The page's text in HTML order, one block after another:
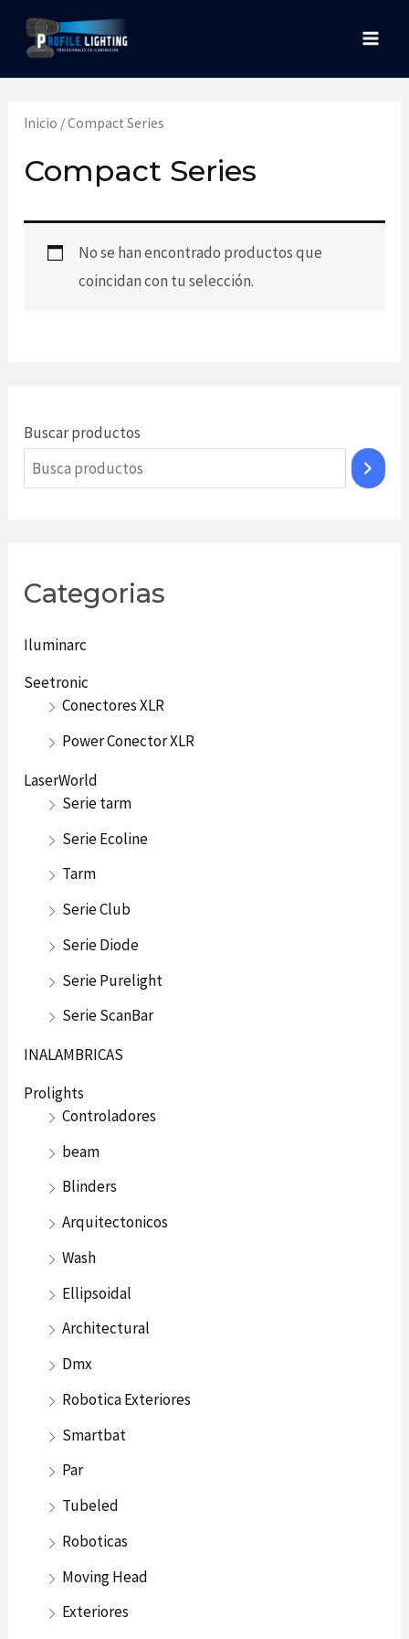
Buscar productos
Categorias
Iluminarc
Seetronic
Conectores XLR
Power Conector XLR
LaserWorld
Serie tarm
Serie Ecoline
Tarm
Serie Club
Serie Diode
Serie Purelight
Serie ScanBar
INALAMBRICAS
Prolights
Controladores
beam
Blinders
Arquitectonicos
Wash
Ellipsoidal
Architectural
Dmx
Robotica Exteriores
Smartbat
Par
Tubeled
Roboticas
Moving Head
Exteriores
Inicio / Compact Series
Compact Series
No se han encontrado productos que
coincidan con tu selección.